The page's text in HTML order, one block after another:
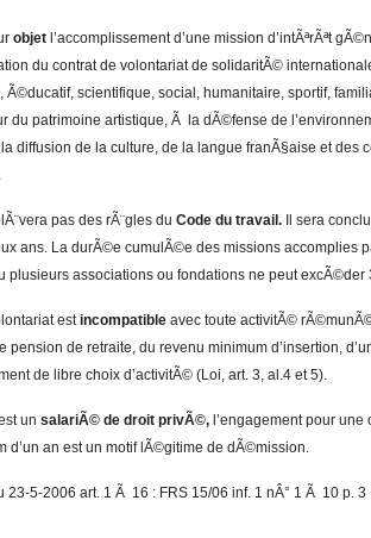
objet l’accomplissement d’une mission d’intÃªrÃªt
du contrat de volontariat de solidaritÃ©
Ã©ducatif, scientifique, social, humanitaire, sportif,
du patrimoine artistique, Ã la dÃ©fense de
diffusion de la culture, de la langue franÃ§aise et des
pas des rÃ¨gles du Code du travail. Il sera
ans. La durÃ©e cumulÃ©e des missions accomplies
plusieurs associations ou fondations ne peut excÃ©der
estincompatible avec toute activitÃ©
pension de retraite, du revenu minimum d’insertion,
de libre choix d’activitÃ© (Loi, art. 3, al.4 et 5).
un salariÃ© de droit privÃ©, l’engagement pour
d’un an est un motif lÃ©gitime de dÃ©mission.
23-5-2006 art. 1 Ã 16 : FRS 15/06 inf. 1 nÂ° 1 Ã 10 p. 3